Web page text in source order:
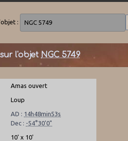
:
l'objet NGC 5749
Amas ouvert
Loup
AD : 14h48min53s
Dec : -54°30'0"
10' x 10'